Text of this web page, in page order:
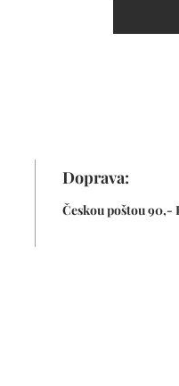
Doprava:
Českou poštou 90,-